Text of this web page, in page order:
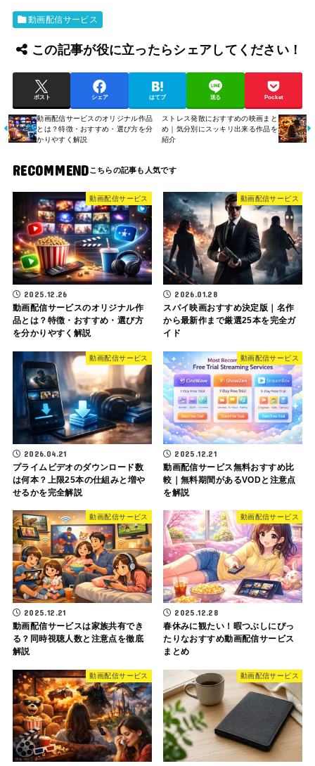
動画配信サービス
この記事が役に立ったらシェアしてください！
ポスト シェア はてブ 送る Pocket
動画配信サービスのオリジナル作品
とは？特徴・おすすめ・選び方を分
かりやすく解説
ストレス発散におすすめの映画まと
め｜気分別にスッキリ出来る作品を
紹介
RECOMMEND
動画配信サービス
2025.12.26
動画配信サービスのオリジナル作
品とは？特徴・おすすめ・選び方
を分かりやすく解説
動画配信サービス
2026.01.28
スパイ映画おすすめ決定版｜名作
から最新作まで厳選25本を完全ガ
イド
動画配信サービス
2026.04.21
プライムビデオのダウンロード数
は何本？上限25本の仕組みと増や
せるかを完全解説
動画配信サービス
2025.12.21
動画配信サービス無料おすすめ比
較｜無料期間があるVODと注意点
を解説
動画配信サービス
2025.12.21
動画配信サービスは家族共有でき
る？同時視聴人数と注意点を徹底
解説
動画配信サービス
2025.12.28
春休みに観たい！暇つぶしにぴっ
たりなおすすめ動画配信サービス
まとめ
動画配信サービス 動画配信サービス